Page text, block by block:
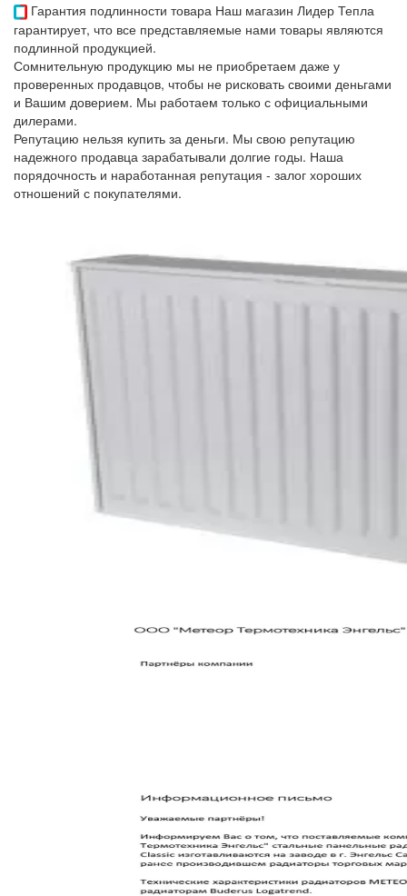
Гарантия подлинности товара Наш магазин Лидер Тепла
гарантирует, что все представляемые нами товары являются
подлинной продукцией.
Сомнительную продукцию мы не приобретаем даже у
проверенных продавцов, чтобы не рисковать своими деньгами
и Вашим доверием. Мы работаем только с официальными
дилерами.
Репутацию нельзя купить за деньги. Мы свою репутацию
надежного продавца зарабатывали долгие годы. Наша
порядочность и наработанная репутация - залог хороших
отношений с покупателями.